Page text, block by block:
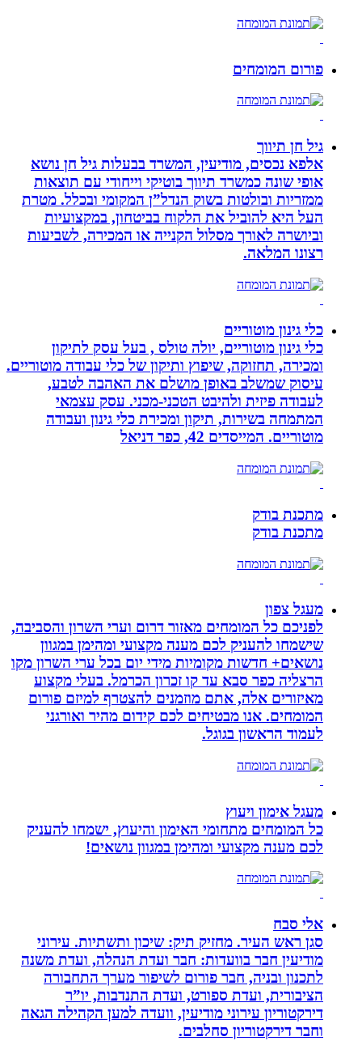
פורום המומחים
גיל חן תיווך
אלפא נכסים, מודיעין, המשרד בבעלות גיל חן נושא
אופי שונה כמשרד תיווך בוטיקי וייחודי עם תוצאות
ממזריות ובולטות בשוק הנדל”ן המקומי ובכלל. מטרת
העל היא להוביל את הלקוח בביטחון, במקצועיות
וביושרה לאורך מסלול הקנייה או המכירה, לשביעות
רצונו המלאה.
כלי גינון מוטוריים
כלי גינון מוטוריים, יולה טולס , בעל עסק לתיקון
ומכירה, תחזוקה, שיפוץ ותיקון של כלי עבודה מוטוריים.
עיסוק שמשלב באופן מושלם את האהבה לטבע,
לעבודה פיזית ולהיבט הטכני-מכני. עסק עצמאי
המתמחה בשירות, תיקון ומכירת כלי גינון ועבודה
מוטוריים. המייסדים 42, כפר דניאל
מתכנת בודק
מתכנת בודק
מעגל צפון
לפניכם כל המומחים מאזור דרום וערי השרון והסביבה,
שישמחו להעניק לכם מענה מקצועי ומהימן במגוון
נושאים+ חדשות מקומיות מידי יום בכל ערי השרון מקו
הרצליה כפר סבא עד קו זכרון הכרמל. בעלי מקצוע
מאיזורים אלה, אתם מוזמנים להצטרף למיזם פורום
המומחים. אנו מבטיחים לכם קידום מהיר ואורגני
לעמוד הראשון בגוגל.
מעגל אימון ויעוץ
כל המומחים מתחומי האימון והיעוץ, ישמחו להעניק
לכם מענה מקצועי ומהימן במגוון נושאים!
אלי סבח
סגן ראש העיר. מחזיק תיק: שיכון ותשתיות. עירוני
מודיעין חבר בוועדות: חבר ועדת הנהלה, ועדת משנה
לתכנון ובניה, חבר פורום לשיפור מערך התחבורה
הציבורית, ועדת ספורט, ועדת התנדבות, יו”ר
דירקטוריון עירוני מודיעין, וועדה למען הקהילה הגאה
וחבר דירקטוריון סחלבים.